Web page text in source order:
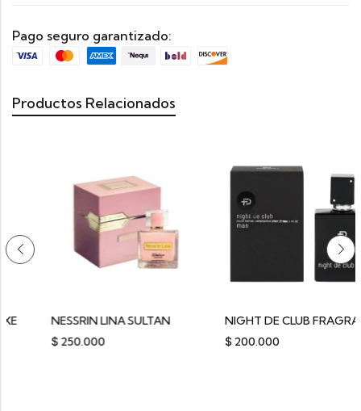
Pago seguro garantizado:
Productos Relacionados
NESSRIN LINA SULTAN
250.000
NIGHT DE CLUB FRAGRANCE DELUXE
200.000